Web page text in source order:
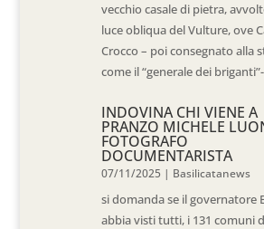
vecchio casale di pietra,
luce obliqua del Vulture, ove
Crocco – poi consegnato alla
come il “generale dei
INDOVINA CHI VIENE A
PRANZO MICHELE
FOTOGRAFO
DOCUMENTARISTA
07/11/2025 | Basilicatanews
si domanda se il governatore
abbia visti tutti, i 131 comuni